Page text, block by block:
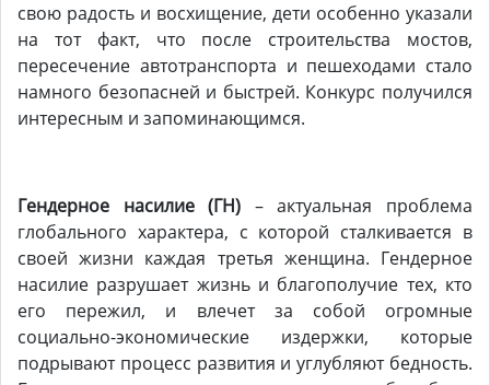
свою радость и восхищение, дети особенно указали
на тот факт, что после строительства мостов,
пересечение автотранспорта и пешеходами стало
намного безопасней и быстрей. Конкурс получился
интересным и запоминающимся.
Гендерное насилие (ГН) – актуальная проблема
глобального характера, с которой сталкивается в
своей жизни каждая третья женщина. Гендерное
насилие разрушает жизнь и благополучие тех, кто
его пережил, и влечет за собой огромные
социально-экономические издержки, которые
подрывают процесс развития и углубляют бедность.